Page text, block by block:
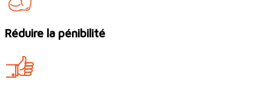
Réduire la pénibilité